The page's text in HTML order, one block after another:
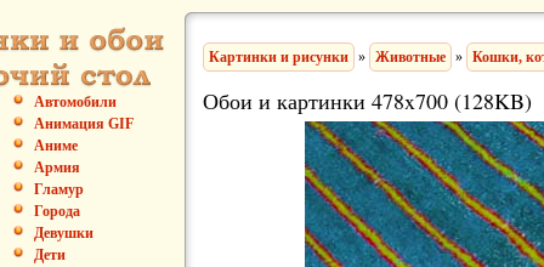
Автомобили
Анимация GIF
Аниме
Армия
Гламур
Города
Девушки
Дети
Картинки и рисунки » Животные » Кошки,
Обои и картинки 478x700 (128KB)